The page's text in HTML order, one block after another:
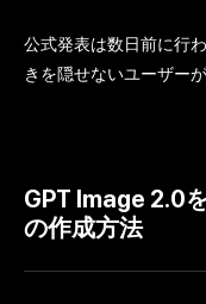
公式発表は数日前に行
きを隠せないユーザー
GPT Image 2.0
の作成方法